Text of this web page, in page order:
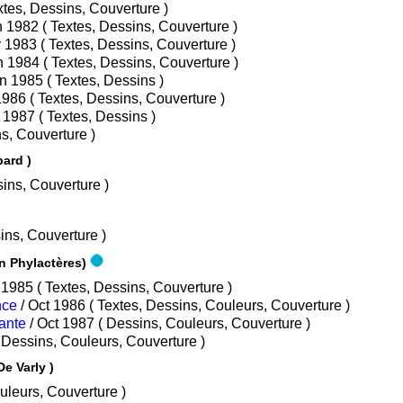
1981 ( Textes, Dessins, Couverture )
/ Jan 1982 ( Textes, Dessins, Couverture )
/ Fév 1983 ( Textes, Dessins, Couverture )
/ Jan 1984 ( Textes, Dessins, Couverture )
/ Jan 1985 ( Textes, Dessins )
/ Mar 1986 ( Textes, Dessins, Couverture )
/ Mar 1987 ( Textes, Dessins )
Couverture )
)
Dessins, Couverture )
Dessins, Couverture )
- Collection Phylactères)
/ Oct 1985 ( Textes, Dessins, Couverture )
/ Oct 1986 ( Textes, Dessins, Couleurs, Couverture )
/ Oct 1987 ( Dessins, Couleurs, Couverture )
/ Oct 1988 ( Dessins, Couleurs, Couverture )
Varly )
Couleurs, Couverture )